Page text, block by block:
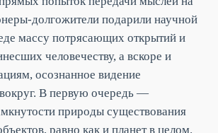
долгожители подарили научной
массу потрясающих открытий и
человечеству, а вскоре и
осознанное видение
В первую очередь —
природы существования
равно как и планет в целом.